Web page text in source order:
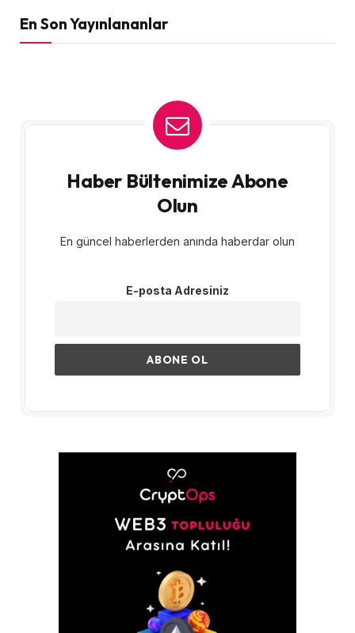
En Son Yayınlananlar
Haber Bültenimize Abone
Olun
En güncel haberlerden anında haberdar olun
E-posta Adresiniz